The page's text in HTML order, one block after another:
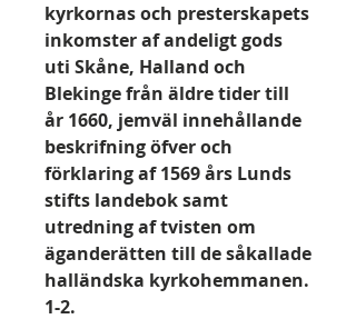
kyrkornas och presterskapets
inkomster af andeligt gods
uti Skåne, Halland och
Blekinge från äldre tider till
år 1660, jemväl innehållande
beskrifning öfver och
förklaring af 1569 års Lunds
stifts landebok samt
utredning af tvisten om
äganderätten till de såkallade
halländska kyrkohemmanen.
1-2.